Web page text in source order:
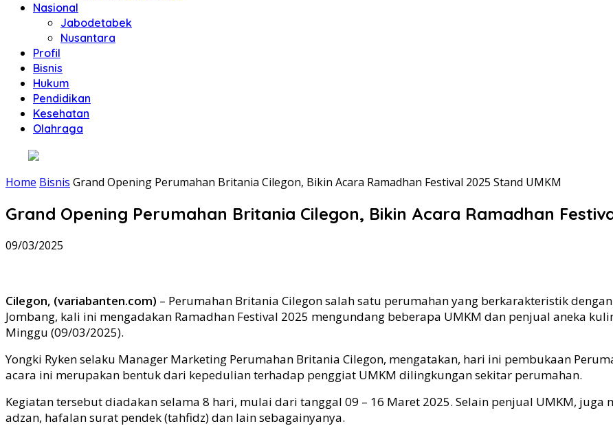
Nasional
Jabodetabek
Nusantara
Profil
Bisnis
Hukum
Pendidikan
Kesehatan
Olahraga
Home Bisnis Grand Opening Perumahan Britania Cilegon, Bikin Acara Ramadhan Festival 2025 Stand UMKM
Grand Opening Perumahan Britania Cilegon, Bikin Acara Ramadhan
09/03/2025
Cilegon, (variabanten.com) – Perumahan Britania Cilegon salah satu perumahan yang berkarakteristik
Jombang, kali ini mengadakan Ramadhan Festival 2025 mengundang beberapa UMKM dan penjual aneka
Minggu (09/03/2025).
Yongki Ryken selaku Manager Marketing Perumahan Britania Cilegon, mengatakan, hari ini pembukaan
acara ini merupakan bentuk dari kepedulian terhadap penggiat UMKM dilingkungan sekitar perumahan.
Kegiatan tersebut diadakan selama 8 hari, mulai dari tanggal 09 – 16 Maret 2025. Selain penjual UMKM,
adzan, hafalan surat pendek (tahfidz) dan lain sebagainyanya.